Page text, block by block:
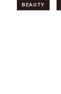
BEAUTY